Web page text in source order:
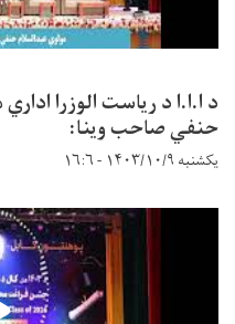
د ا.ا.ا د ریاست الوزرا
حنفي صاحب وینا:
یکشنبه ۱۴۰۳/۱۰/۹ - ۱۶:۶